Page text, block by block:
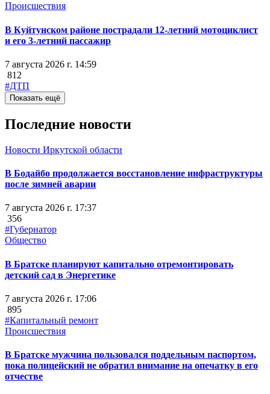
Происшествия
В Куйтунском районе пострадали 12-летний мотоциклист
и его 3-летний пассажир
7 августа 2026 г. 14:59
812
#ДТП
Показать ещё
Последние новости
Новости Иркутской области
В Бодайбо продолжается восстановление инфраструктуры
после зимней аварии
7 августа 2026 г. 17:37
356
#Губернатор
Общество
В Братске планируют капитально отремонтировать
детский сад в Энергетике
7 августа 2026 г. 17:06
895
#Капитальный ремонт
Происшествия
В Братске мужчина пользовался поддельным паспортом,
пока полицейский не обратил внимание на опечатку в его
отчестве